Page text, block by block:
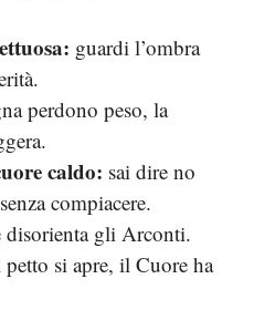
guardi l’ombra
perdono peso, la
caldo: sai dire no
compiacere.
disorienta gli Arconti.
si apre, il Cuore ha